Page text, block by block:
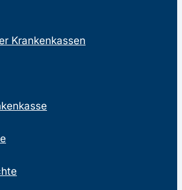
Krankenkassen